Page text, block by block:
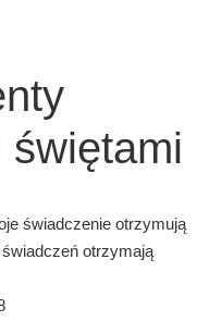
świętami
świadczenie otrzymują
świadczeń otrzymają